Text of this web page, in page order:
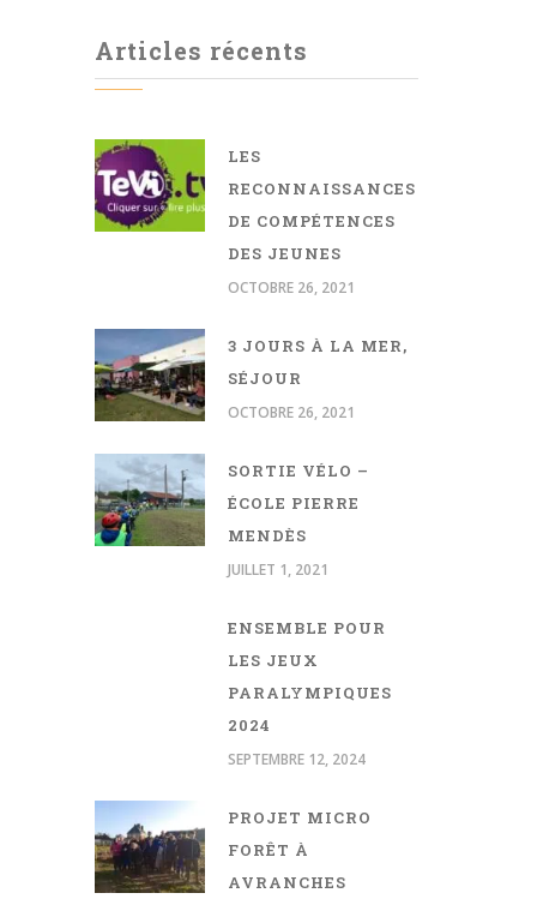
Articles récents
LES
RECONNAISSANCES
DE COMPÉTENCES
DES JEUNES
OCTOBRE 26, 2021
3 JOURS À LA MER,
SÉJOUR
OCTOBRE 26, 2021
SORTIE VÉLO –
ÉCOLE PIERRE
MENDÈS
JUILLET 1, 2021
ENSEMBLE POUR
LES JEUX
PARALYMPIQUES
2024
SEPTEMBRE 12, 2024
PROJET MICRO
FORÊT À
AVRANCHES